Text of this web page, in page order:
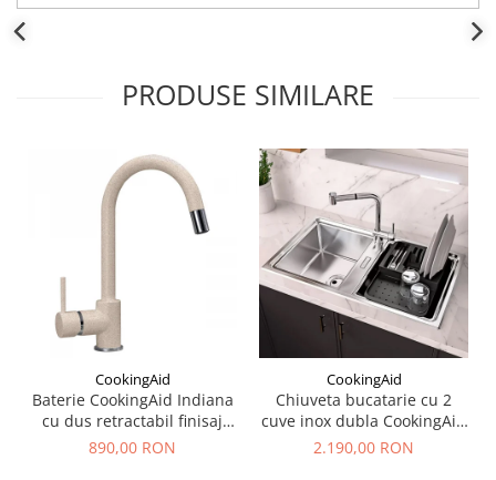
PRODUSE SIMILARE
CookingAid
Baterie CookingAid Indiana
cu dus retractabil finisaj
granit Bej Pigmentat /
890,00 RON
CookingAid
Chiuveta bucatarie cu 2
cuve inox dubla CookingAid
FUSION 86BB
2.190,00 RON